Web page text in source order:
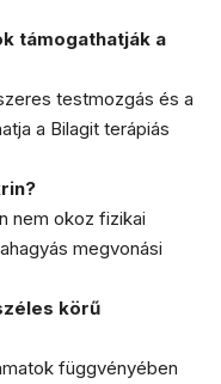
támogathatják a
testmozgás és a
a Bilagit terápiás
nem okoz fizikai
megvonási
körű
függvényében